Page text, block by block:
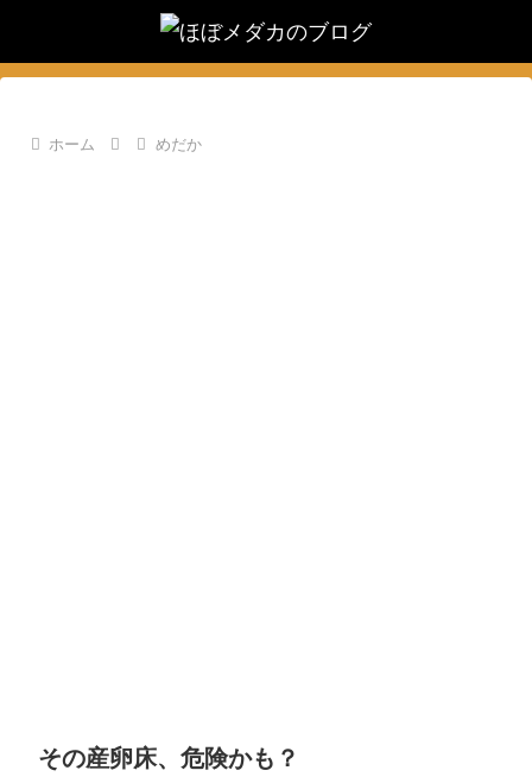
ホーム めだか
その産卵床、危険かも？